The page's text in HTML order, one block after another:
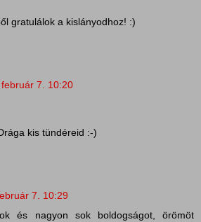
gratulálok a kislányodhoz! :)
február 7. 10:20
kis tündéreid :-)
7. 10:29
és nagyon sok boldogságot, örömöt